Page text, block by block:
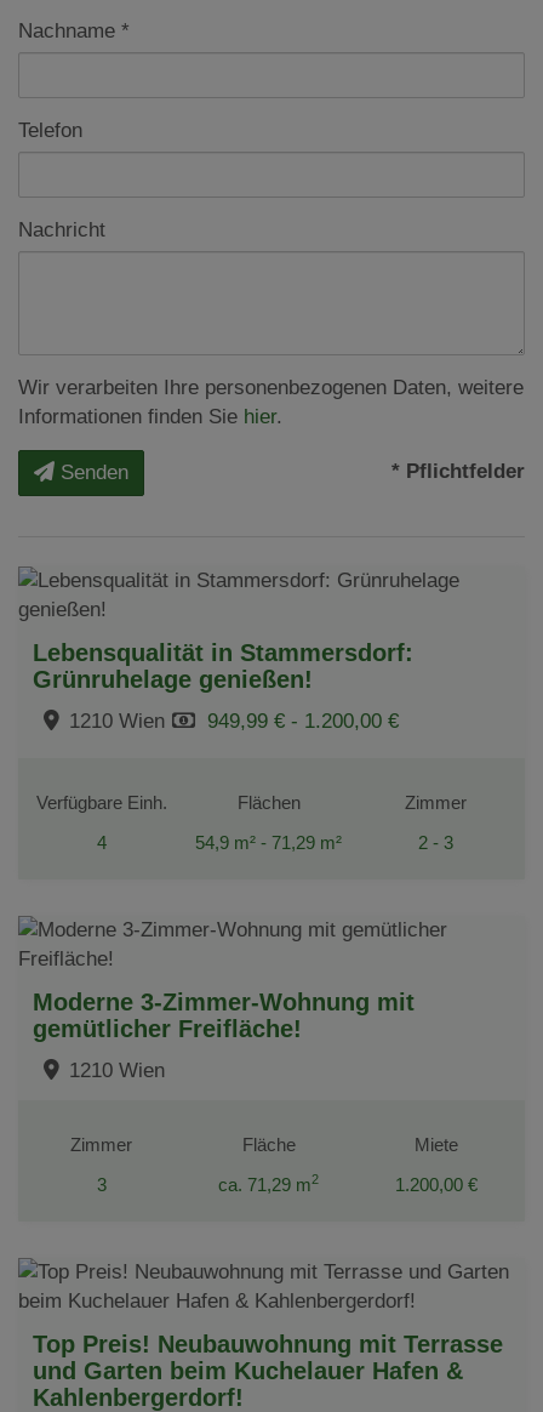
Nachname
Telefon
Nachricht
Wir verarbeiten Ihre personenbezogenen Daten, weitere
Informationen finden Sie hier.
Senden * Pflichtfelder
Lebensqualität in Stammersdorf:
Grünruhelage genießen!
1210 Wien 949,99 € - 1.200,00 €
Verfügbare Einh.
4
Flächen
54,9 m² - 71,29 m²
Zimmer
2 - 3
Moderne 3-Zimmer-Wohnung mit
gemütlicher Freifläche!
1210 Wien
Zimmer
3
Fläche
ca. 71,29 m2
Miete
1.200,00 €
Top Preis! Neubauwohnung mit Terrasse
und Garten beim Kuchelauer Hafen &
Kahlenbergerdorf!